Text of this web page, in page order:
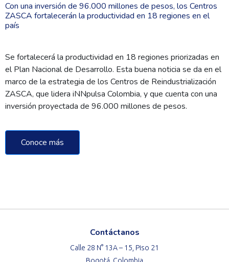
Con una inversión de 96.000 millones de pesos, los Centros
ZASCA fortalecerán la productividad en 18 regiones en el
país
Se fortalecerá la productividad en 18 regiones priorizadas en
el Plan Nacional de Desarrollo. Esta buena noticia se da en el
marco de la estrategia de los Centros de Reindustrialización
ZASCA, que lidera iNNpulsa Colombia, y que cuenta con una
inversión proyectada de 96.000 millones de pesos.
Conoce más
Contáctanos
Calle 28 N° 13A – 15, Piso 21